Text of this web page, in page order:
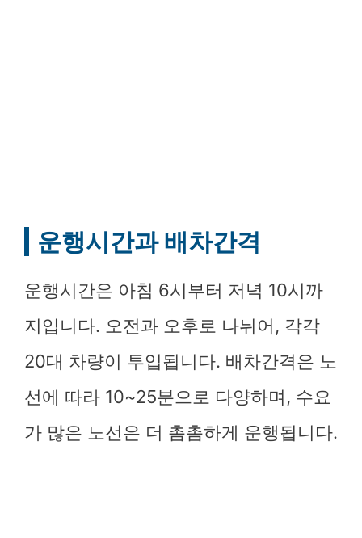
운행시간과 배차간격
운행시간은 아침 6시부터 저녁 10시까
지입니다. 오전과 오후로 나뉘어, 각각
20대 차량이 투입됩니다. 배차간격은 노
선에 따라 10~25분으로 다양하며, 수요
가 많은 노선은 더 촘촘하게 운행됩니다.